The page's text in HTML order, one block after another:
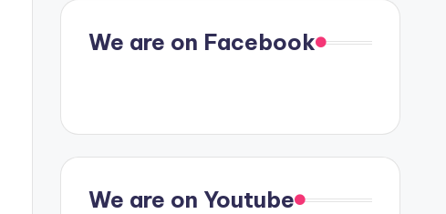
We are on Facebook
We are on Youtube